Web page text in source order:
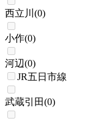
西立川 (0)
小作(0)
河辺(0)
JR五日市線
武蔵引田(0)